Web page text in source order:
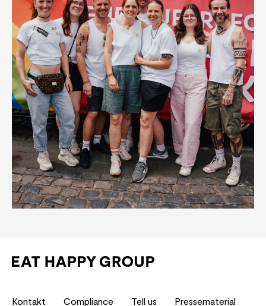
Kontakt Compliance Tell us Pressematerial